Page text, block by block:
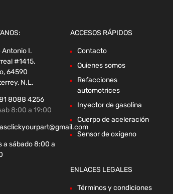
Antonio I.
#1415,
64590
N.L.
8088 4256
8:00 a 19:00
a sábado 8:00 a
ACCESOS RÁPIDOS
Contacto
Quienes somos
Refacciones
automotrices
Inyector de gasolina
Cuerpo de aceleración
Sensor de oxigeno
ENLACES LEGALES
Términos y condiciones